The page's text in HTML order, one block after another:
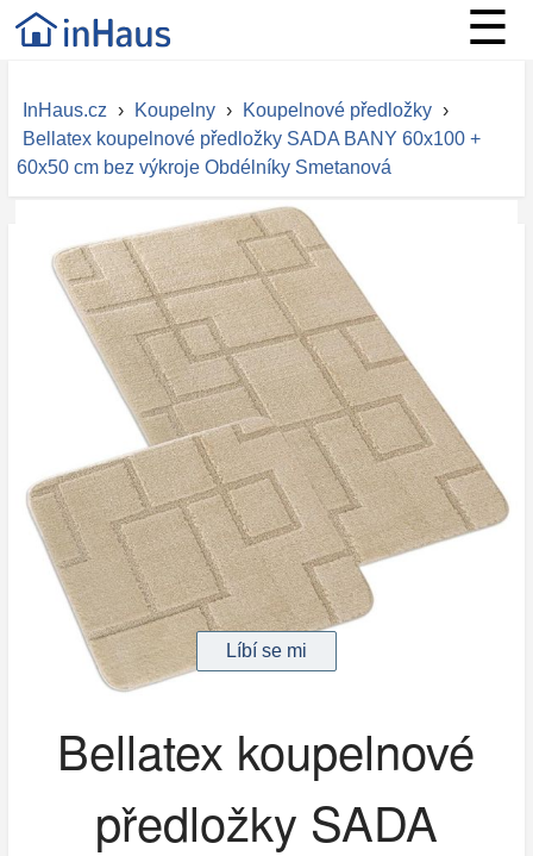
☰
InHaus.cz › Koupelny › Koupelnové předložky ›
Bellatex koupelnové předložky SADA BANY 60x100 +
60x50 cm bez výkroje Obdélníky Smetanová
Bellatex koupelnové
předložky SADA